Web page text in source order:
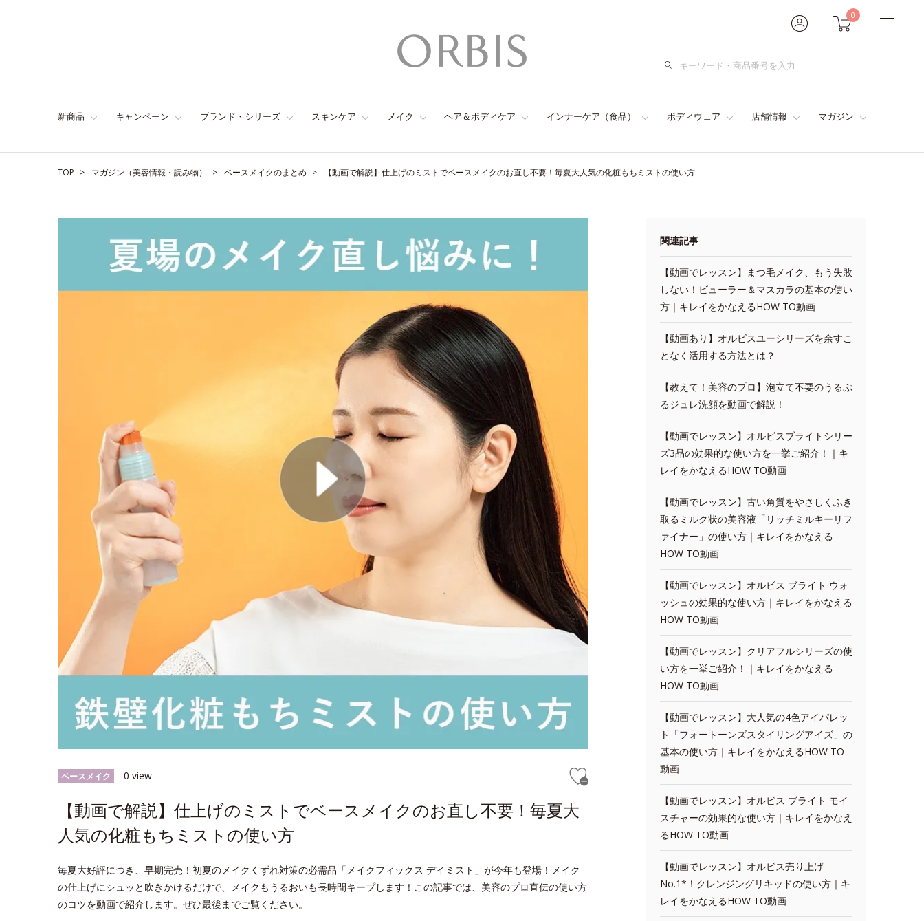
0
検
新商品 キャンペーン ブランド・シリーズ スキンケア メイク ヘア＆ボディケア インナーケア（食品） ボディウェア 店舗情報 マガジン
TOP マガジン（美容情報・読み物） ベースメイクのまとめ 【動画で解説】仕上げのミストでベースメイクのお直し不要！毎夏大人気の化粧もちミストの使い方
ベースメイク 0 view
【動画で解説】仕上げのミストでベースメイクのお直し不要！毎夏大
人気の化粧もちミストの使い方
毎夏大好評につき、早期完売！初夏のメイクくずれ対策の必需品「メイクフィックス デイミスト」が今年も登場！メイク
の仕上げにシュッと吹きかけるだけで、メイクもうるおいも長時間キープします！この記事では、美容のプロ直伝の使い方
のコツを動画で紹介します。ぜひ最後までご覧ください。
関連記事
【動画でレッスン】まつ毛メイク、もう失敗
しない！ビューラー＆マスカラの基本の使い
方｜キレイをかなえるHOW TO動画
【動画あり】オルビスユーシリーズを余すこ
となく活用する方法とは？
【教えて！美容のプロ】泡立て不要のうるぷ
るジュレ洗顔を動画で解説！
【動画でレッスン】オルビスブライトシリー
ズ3品の効果的な使い方を一挙ご紹介！｜キ
レイをかなえるHOW TO動画
【動画でレッスン】古い角質をやさしくふき
取るミルク状の美容液「リッチミルキーリフ
ァイナー」の使い方｜キレイをかなえる
HOW TO動画
【動画でレッスン】オルビス ブライト ウォ
ッシュの効果的な使い方｜キレイをかなえる
HOW TO動画
【動画でレッスン】クリアフルシリーズの使
い方を一挙ご紹介！｜キレイをかなえる
HOW TO動画
【動画でレッスン】大人気の4色アイパレッ
ト「フォートーンズスタイリングアイズ」の
基本の使い方｜キレイをかなえるHOW TO
動画
【動画でレッスン】オルビス ブライト モイ
スチャーの効果的な使い方｜キレイをかなえ
るHOW TO動画
【動画でレッスン】オルビス売り上げ
No.1*！クレンジングリキッドの使い方｜キ
レイをかなえるHOW TO動画